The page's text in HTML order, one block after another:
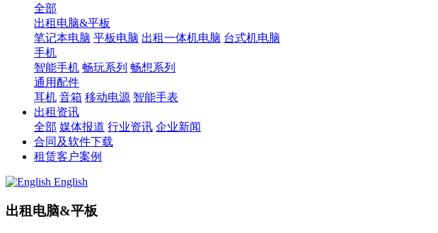
全部
出租电脑&平板
笔记本电脑 平板电脑 出租一体机电脑 台式机电脑
手机
智能手机 畅玩系列 畅想系列
通用配件
耳机 音箱 移动电源 智能手表
出租资讯
全部 媒体报道 行业资讯 企业新闻
合同及软件下载
租赁客户案例
English
出租电脑&平板